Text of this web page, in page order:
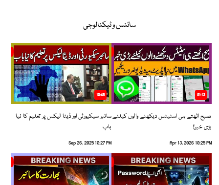
سائنس و ٹیکنالوجی
01:13
صبح اٹھتے ہی اسٹیٹس دیکھنے والوں کیلئے
بڑی خبر!
Apr 13, 2026 10:25 PM
10:48
سائبر سیکیورٹی اور ڈیٹا لیکس پر تعلیم کا نیا
باب
Sep 26, 2025 10:27 PM